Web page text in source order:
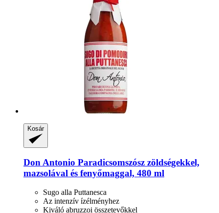
Kosár
Don Antonio Paradicsomszósz zöldségekkel,
mazsolával és fenyőmaggal, 480 ml
Sugo alla Puttanesca
Az intenzív ízélményhez
Kiváló abruzzoi összetevőkkel